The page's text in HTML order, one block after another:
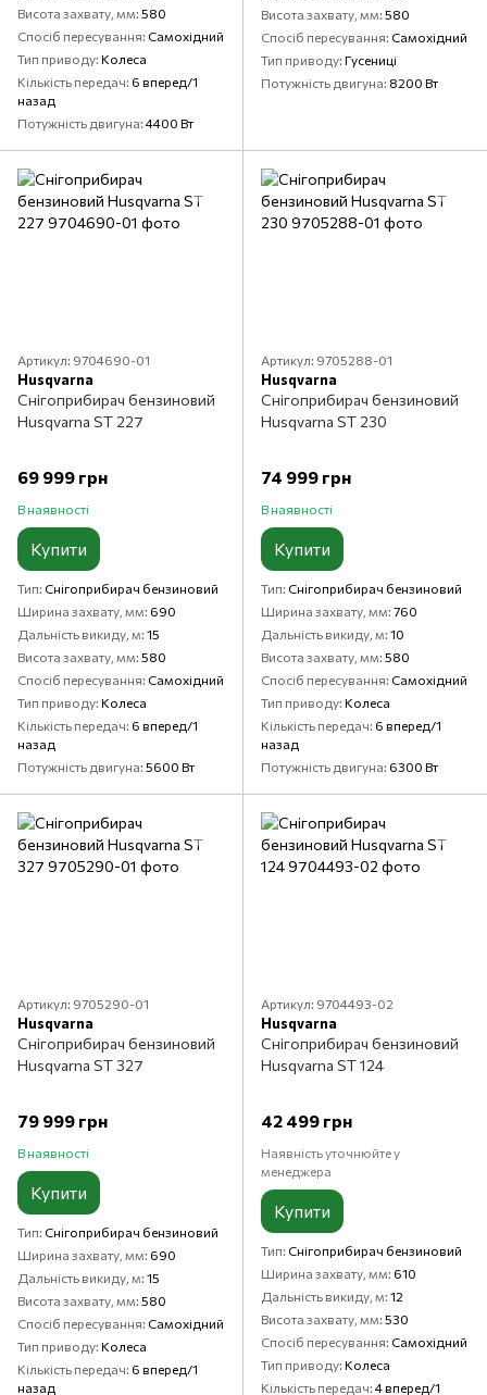
Висота захвату, мм 580
Спосіб пересування Самохідний
Тип приводу Колеса
Кількість передач 6 вперед/1
назад
Потужність двигуна 4400 Вт
Висота захвату, мм 580
Спосіб пересування Самохідний
Тип приводу Гусениці
Потужність двигуна 8200 Вт
Артикул: 9704690-01
Husqvarna
Снігоприбирач бензиновий
Husqvarna ST 227
69 999 грн
В наявності
Купити
Тип Снігоприбирач бензиновий
Ширина захвату, мм 690
Дальність викиду, м 15
Висота захвату, мм 580
Спосіб пересування Самохідний
Тип приводу Колеса
Кількість передач 6 вперед/1
назад
Потужність двигуна 5600 Вт
Артикул: 9705288-01
Husqvarna
Снігоприбирач бензиновий
Husqvarna ST 230
74 999 грн
В наявності
Купити
Тип Снігоприбирач бензиновий
Ширина захвату, мм 760
Дальність викиду, м 10
Висота захвату, мм 580
Спосіб пересування Самохідний
Тип приводу Колеса
Кількість передач 6 вперед/1
назад
Потужність двигуна 6300 Вт
Артикул: 9705290-01
Husqvarna
Снігоприбирач бензиновий
Husqvarna ST 327
79 999 грн
В наявності
Купити
Тип Снігоприбирач бензиновий
Ширина захвату, мм 690
Дальність викиду, м 15
Висота захвату, мм 580
Спосіб пересування Самохідний
Тип приводу Колеса
Кількість передач 6 вперед/1
назад
Артикул: 9704493-02
Husqvarna
Снігоприбирач бензиновий
Husqvarna ST 124
42 499 грн
Наявність уточнюйте у
менеджера
Купити
Тип Снігоприбирач бензиновий
Ширина захвату, мм 610
Дальність викиду, м 12
Висота захвату, мм 530
Спосіб пересування Самохідний
Тип приводу Колеса
Кількість передач 4 вперед/1